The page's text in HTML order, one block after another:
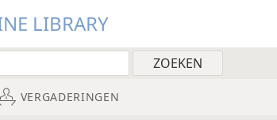
LIBRARY
VERGADERINGEN